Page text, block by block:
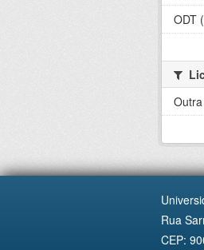
ODT
Rua
CEP: